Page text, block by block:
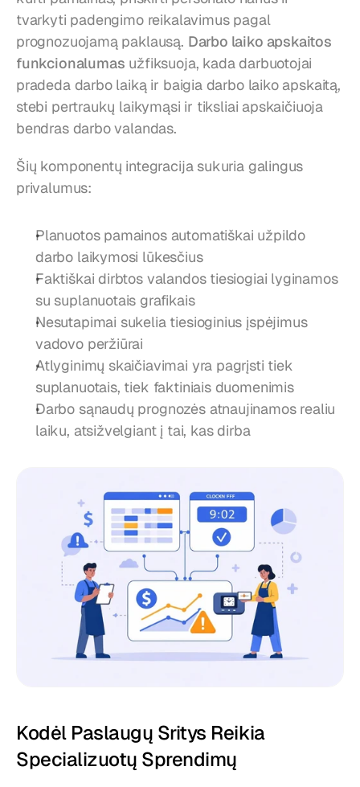
tvarkyti padengimo reikalavimus pagal
prognozuojamą paklausą. Darbo laiko apskaitos
funkcionalumas užfiksuoja, kada darbuotojai
pradeda darbo laiką ir baigia darbo laiko apskaitą,
stebi pertraukų laikymąsi ir tiksliai apskaičiuoja
bendras darbo valandas.
Šių komponentų integracija sukuria galingus
privalumus:
Planuotos pamainos automatiškai užpildo
darbo laikymosi lūkesčius
Faktiškai dirbtos valandos tiesiogiai lyginamos
su suplanuotais grafikais
Nesutapimai sukelia tiesioginius įspėjimus
vadovo peržiūrai
Atlyginimų skaičiavimai yra pagrįsti tiek
suplanuotais, tiek faktiniais duomenimis
Darbo sąnaudų prognozės atnaujinamos realiu
laiku, atsižvelgiant į tai, kas dirba
Kodėl Paslaugų Sritys Reikia
Specializuotų Sprendimų